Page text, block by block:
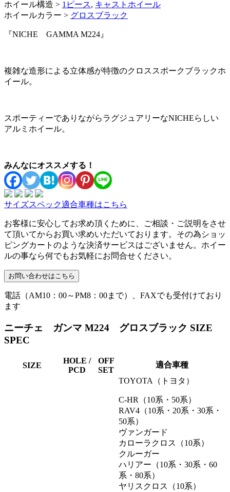
ホイール構造 > 1ピース, キャストホイール
ホイールカラー > グロスブラック
『NICHE GAMMA M224』
複雑な造形による立体感が特徴のクロススポークブラックホ
イール。
スポーティーでありながらラグジュアリーなNICHEらしい
アルミホイール。
みんなにオススメする！
サイズスペック適合車種はこちら
お客様に安心してお求め頂くために、ご相談・ご説明をさせ
て頂いてからお買い求めいただいております。その為ショッ
ピングカートのような決済サービスはございません。ホイー
ルの事なら何でもお気軽にお問合せください。
電話（AM10：00～PM8：00まで）、FAXでも受付けており
ます
ニーチェ ガンマ M224 グロスブラック SIZE
SPEC
SIZE
HOLE /
PCD
OFF
SET
適合車種
TOYOTA（トヨタ）
C-HR（10系・50系）
RAV4（10系・20系・30系・
50系）
ヴァンガード
カローラクロス（10系）
クルーガー
ハリアー（10系・30系・60
系・80系）
ヤリスクロス（10系）